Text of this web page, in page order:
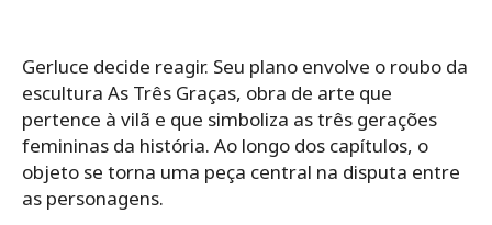
Gerluce decide reagir. Seu plano envolve o roubo da
escultura As Três Graças, obra de arte que
pertence à vilã e que simboliza as três gerações
femininas da história. Ao longo dos capítulos, o
objeto se torna uma peça central na disputa entre
as personagens.